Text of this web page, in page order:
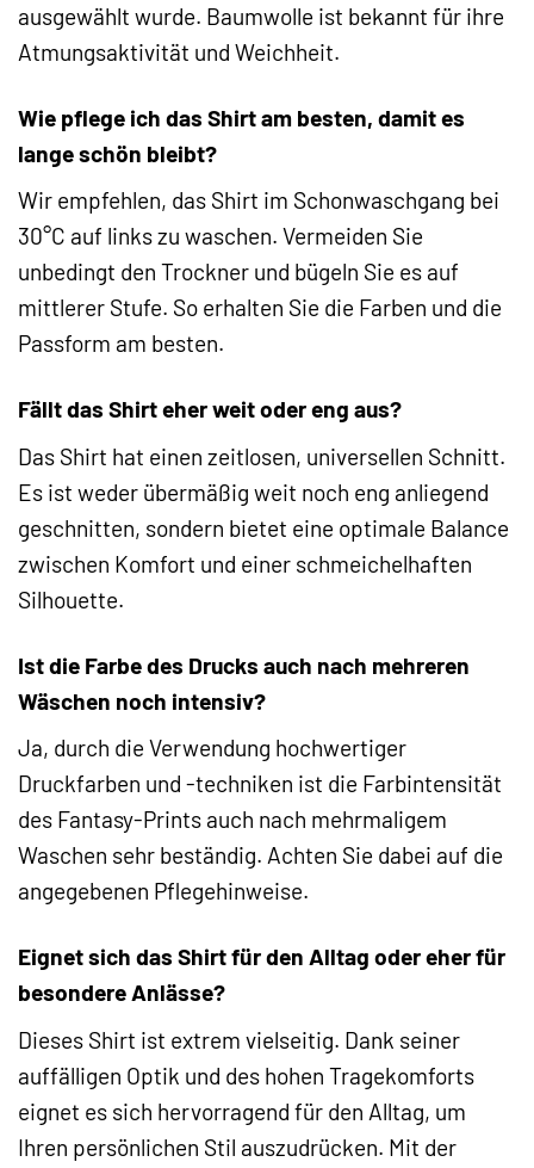
ausgewählt wurde. Baumwolle ist bekannt für ihre
Atmungsaktivität und Weichheit.
Wie pflege ich das Shirt am besten, damit es
lange schön bleibt?
Wir empfehlen, das Shirt im Schonwaschgang bei
30°C auf links zu waschen. Vermeiden Sie
unbedingt den Trockner und bügeln Sie es auf
mittlerer Stufe. So erhalten Sie die Farben und die
Passform am besten.
Fällt das Shirt eher weit oder eng aus?
Das Shirt hat einen zeitlosen, universellen Schnitt.
Es ist weder übermäßig weit noch eng anliegend
geschnitten, sondern bietet eine optimale Balance
zwischen Komfort und einer schmeichelhaften
Silhouette.
Ist die Farbe des Drucks auch nach mehreren
Wäschen noch intensiv?
Ja, durch die Verwendung hochwertiger
Druckfarben und -techniken ist die Farbintensität
des Fantasy-Prints auch nach mehrmaligem
Waschen sehr beständig. Achten Sie dabei auf die
angegebenen Pflegehinweise.
Eignet sich das Shirt für den Alltag oder eher für
besondere Anlässe?
Dieses Shirt ist extrem vielseitig. Dank seiner
auffälligen Optik und des hohen Tragekomforts
eignet es sich hervorragend für den Alltag, um
Ihren persönlichen Stil auszudrücken. Mit der